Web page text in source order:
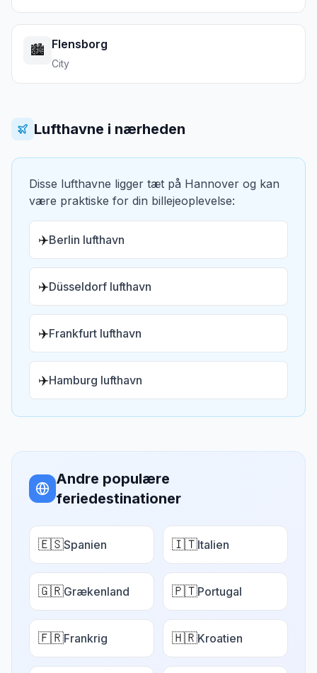
🏙️ Flensborg
City
Lufthavne i nærheden
Disse lufthavne ligger tæt på Hannover og kan
være praktiske for din billejeoplevelse:
✈️Berlin lufthavn
✈️Düsseldorf lufthavn
✈️Frankfurt lufthavn
✈️Hamburg lufthavn
Andre populære
feriedestinationer
🇪🇸Spanien 🇮🇹Italien
🇬🇷Grækenland 🇵🇹Portugal
🇫🇷Frankrig 🇭🇷Kroatien